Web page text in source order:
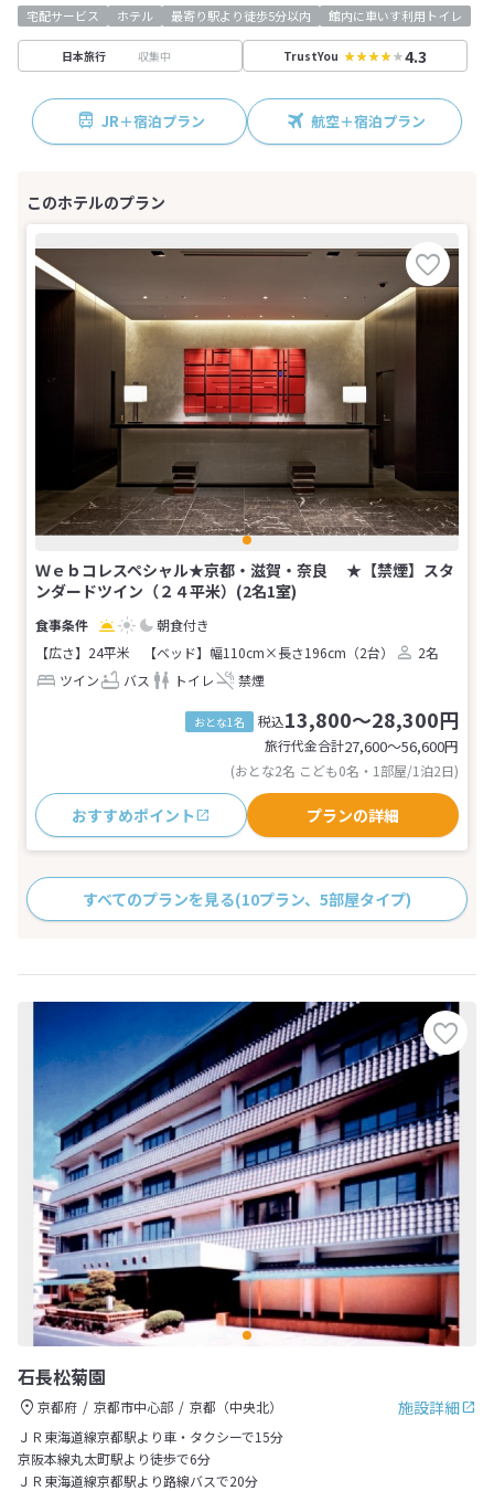
宅配サービス ホテル 最寄り駅より徒歩5分以内 館内に車いす利用トイレ
日本旅行 収集中 TrustYou 4.3
JR＋宿泊プラン 航空＋宿泊プラン
Ｗｅｂコレスペシャル★京都・滋賀・奈良 ★【禁煙】スタ
ンダードツイン（２４平米）(2名1室)
朝食付き
【広さ】24平米
【ベッド】幅110cm×長さ196cm（2台）
2名
ツイン
バス トイレ 禁煙
おとな1名 税込13,800～28,300円
旅行代金合計27,600〜56,600円
(おとな2名 こども0名・1部屋/1泊2日)
おすすめポイント プランの詳細
すべてのプランを見る(10プラン、5部屋タイプ)
石長松菊園
施設詳細
京都府 京都市中心部
京都（中央北）
ＪＲ東海道線京都駅より車・タクシーで15分
京阪本線丸太町駅より徒歩で6分
ＪＲ東海道線京都駅より路線バスで20分